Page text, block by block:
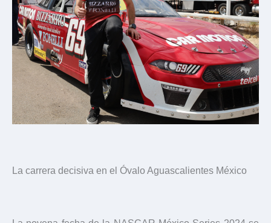
La carrera decisiva en el Óvalo Aguascalientes México